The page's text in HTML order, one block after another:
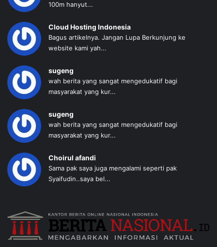
100m hanyut...
Cloud Hosting Indonesia
Bagus artikelnya. Jangan Lupa Berkunjung ke
website kami yah...
sugeng
wah berita yang sangat mengedukatif bagi
masyarakat yang kur...
sugeng
wah berita yang sangat mengedukatif bagi
masyarakat yang kur...
Choirul afandi
Sama pak saya juga mengalami seperti pak
Syaifudin..saya bel...